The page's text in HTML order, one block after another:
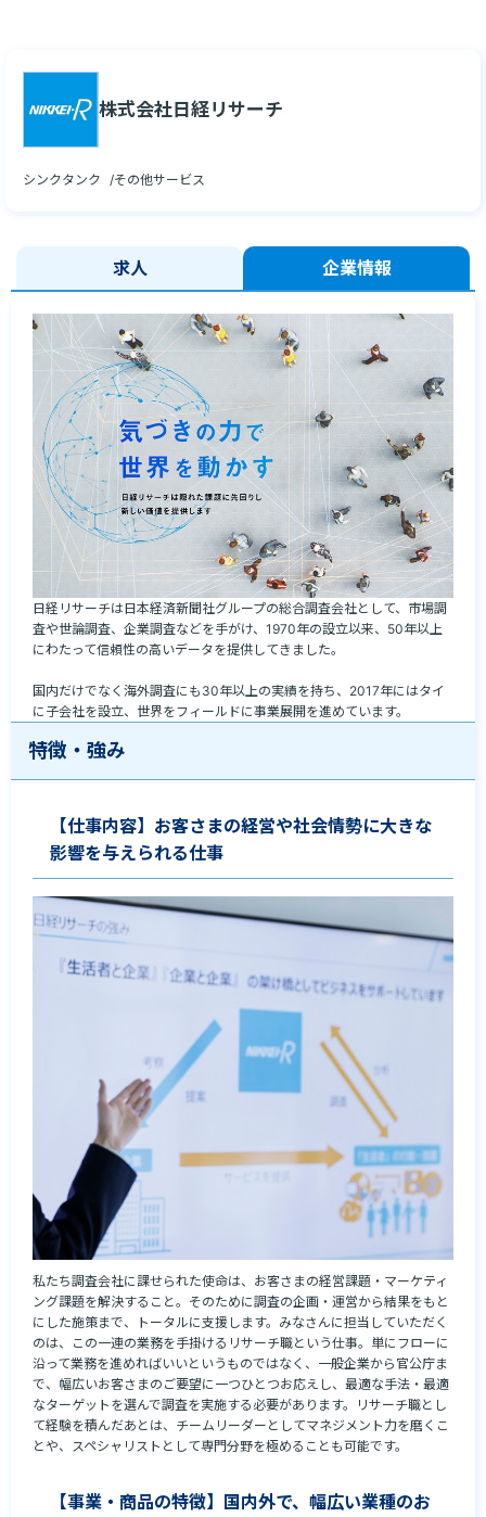
株式会社日経リサーチ
シンクタンク その他サービス
求人 企業情報
日経リサーチは日本経済新聞社グループの総合調査会社として、市場調
査や世論調査、企業調査などを手がけ、1970年の設立以来、50年以上
にわたって信頼性の高いデータを提供してきました。
国内だけでなく海外調査にも30年以上の実績を持ち、2017年にはタイ
に子会社を設立、世界をフィールドに事業展開を進めています。
特徴・強み
【仕事内容】お客さまの経営や社会情勢に大きな
影響を与えられる仕事
私たち調査会社に課せられた使命は、お客さまの経営課題・マーケティ
ング課題を解決すること。そのために調査の企画・運営から結果をもと
にした施策まで、トータルに支援します。みなさんに担当していただく
のは、この一連の業務を手掛けるリサーチ職という仕事。単にフローに
沿って業務を進めればいいというものではなく、一般企業から官公庁ま
で、幅広いお客さまのご要望に一つひとつお応えし、最適な手法・最適
なターゲットを選んで調査を実施する必要があります。リサーチ職とし
て経験を積んだあとは、チームリーダーとしてマネジメント力を磨くこ
とや、スペシャリストとして専門分野を極めることも可能です。
【事業・商品の特徴】国内外で、幅広い業種のお